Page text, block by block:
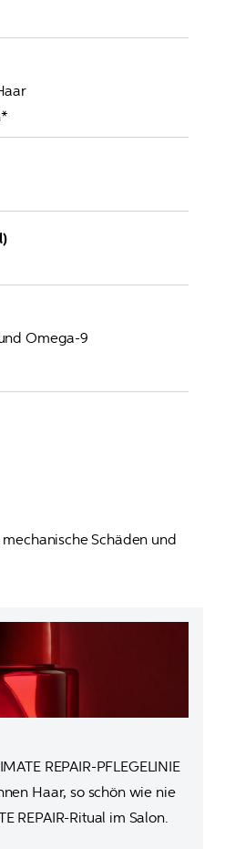
Omega-9
Schäden und
REPAIR-PFLEGELINIE
Haar, so schön wie nie
REPAIR-Ritual im Salon.